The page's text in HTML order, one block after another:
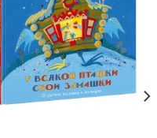
Добавить
в
избранное